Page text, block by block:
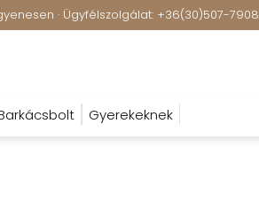
· Ügyfélszolgálat: +36(30)507-7908
Gyerekeknek